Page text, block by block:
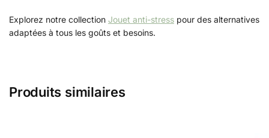
Explorez notre collection Jouet anti-stress pour des alternatives
adaptées à tous les goûts et besoins.
Produits similaires